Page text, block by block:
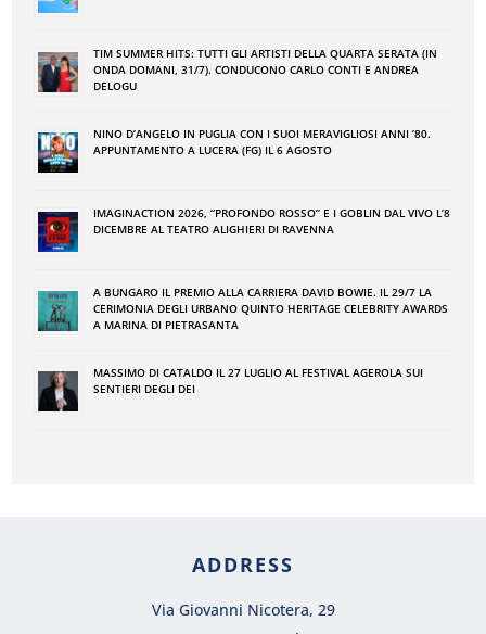
TIM SUMMER HITS: TUTTI GLI ARTISTI DELLA QUARTA SERATA (IN
ONDA DOMANI, 31/7). CONDUCONO CARLO CONTI E ANDREA
DELOGU
NINO DʼANGELO IN PUGLIA CON I SUOI MERAVIGLIOSI ANNI ʼ80.
APPUNTAMENTO A LUCERA (FG) IL 6 AGOSTO
IMAGINACTION 2026, “PROFONDO ROSSO” E I GOBLIN DAL VIVO L’8
DICEMBRE AL TEATRO ALIGHIERI DI RAVENNA
A BUNGARO IL PREMIO ALLA CARRIERA DAVID BOWIE. IL 29/7 LA
CERIMONIA DEGLI URBANO QUINTO HERITAGE CELEBRITY AWARDS
A MARINA DI PIETRASANTA
MASSIMO DI CATALDO IL 27 LUGLIO AL FESTIVAL AGEROLA SUI
SENTIERI DEGLI DEI
ADDRESS
Via Giovanni Nicotera, 29